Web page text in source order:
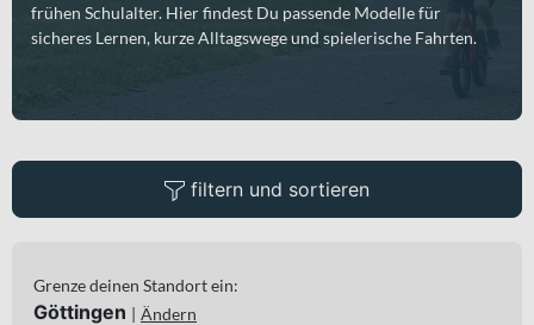
frühen Schulalter. Hier findest Du passende Modelle für
sicheres Lernen, kurze Alltagswege und spielerische Fahrten.
filtern und sortieren
Grenze deinen Standort ein:
Göttingen | Ändern